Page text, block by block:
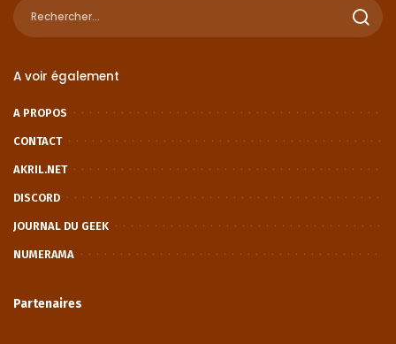
A voir également
A PROPOS
CONTACT
AKRIL.NET
DISCORD
JOURNAL DU GEEK
NUMERAMA
Partenaires